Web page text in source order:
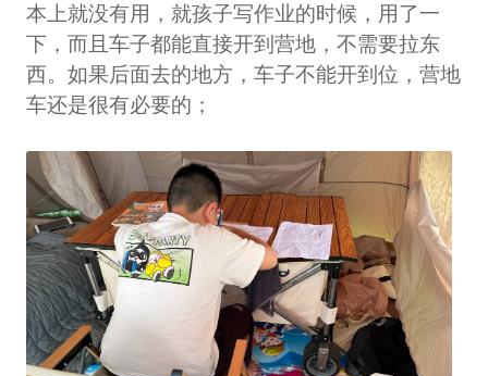
本上就没有用，就孩子写作业的时候，用了一
下，而且车子都能直接开到营地，不需要拉东
西。如果后面去的地方，车子不能开到位，营地
车还是很有必要的；